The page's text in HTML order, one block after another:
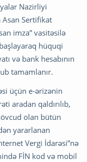
Nazirliyi
Sertifikat
imza” vasitəsilə
hüquqi
və bank hesabının
tamamlanır.
üçün e-ərizənin
aradan qaldırılıb,
olan bütün
yararlanan
Vergi İdarəsi”nə
FİN kod və mobil